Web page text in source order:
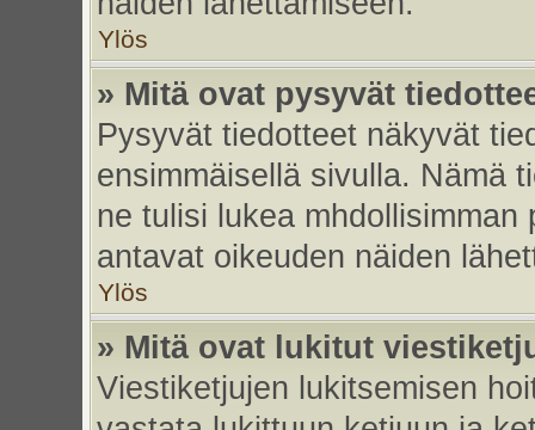
Ylös
» Mitä ovat pysyvät
Pysyvät tiedotteet näkyvät
ensimmäisellä sivulla. Nämä
ne tulisi lukea
antavat oikeuden näiden
Ylös
» Mitä ovat lukitut
Viestiketjujen lukitsemisen